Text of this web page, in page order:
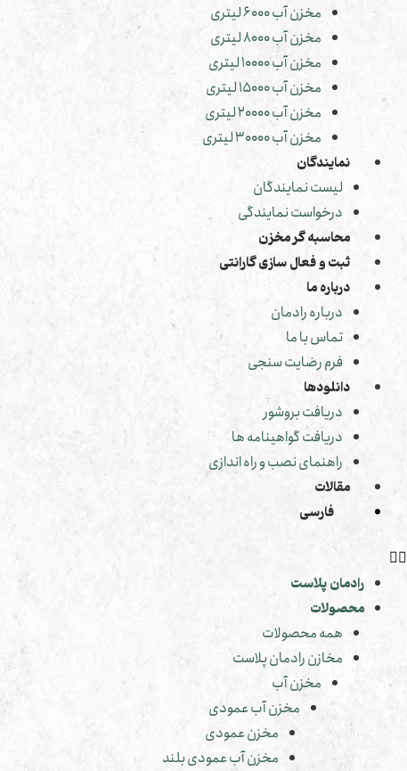
مخزن آب 6000 لیتری
مخزن آب 8000 لیتری
مخزن آب 10000 لیتری
مخزن آب 15000 لیتری
مخزن آب 20000 لیتری
مخزن آب 30000 لیتری
نمایندگان
لیست نمایندگان
درخواست نمایندگی
محاسبه گر مخزن
ثبت و فعال سازی گارانتی
درباره ما
درباره رادمان
تماس با ما
فرم رضایت سنجی
دانلودها
دریافت بروشور
دریافت گواهینامه ها
راهنمای نصب و راه اندازی
مقالات
فارسی
رادمان پلاست
محصولات
همه محصولات
مخازن رادمان پلاست
مخزن آب
مخزن آب عمودی
مخزن عمودی
مخزن آب عمودی بلند